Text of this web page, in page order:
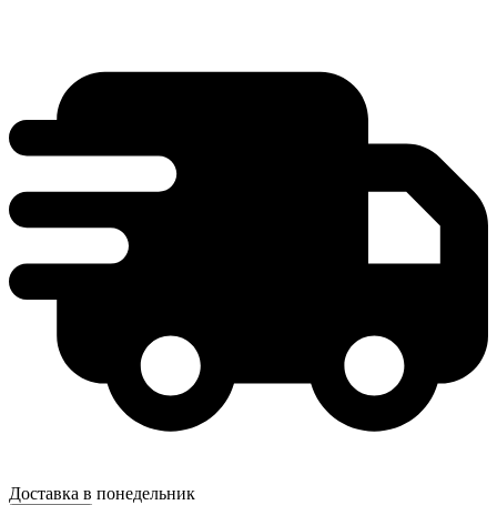
Доставка в понедельник